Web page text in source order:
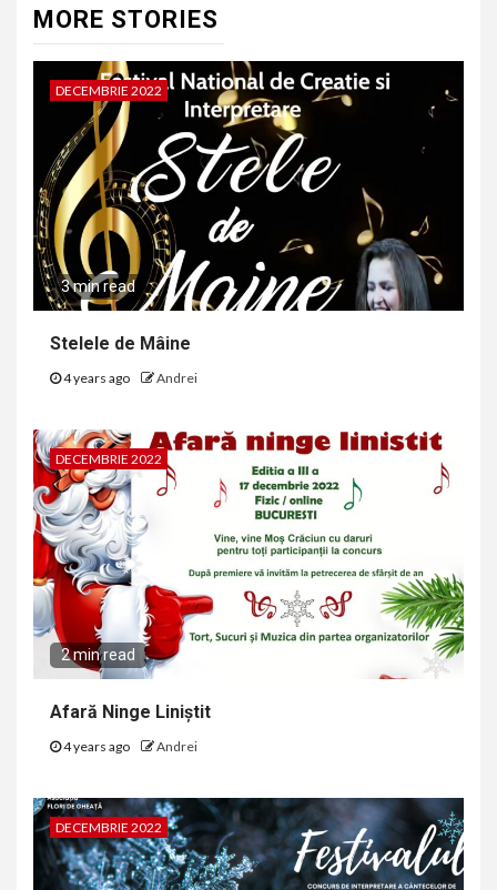
MORE STORIES
DECEMBRIE 2022
3 min read
Stelele de Mâine
4 years ago Andrei
DECEMBRIE 2022
2 min read
Afară Ninge Liniștit
4 years ago Andrei
DECEMBRIE 2022